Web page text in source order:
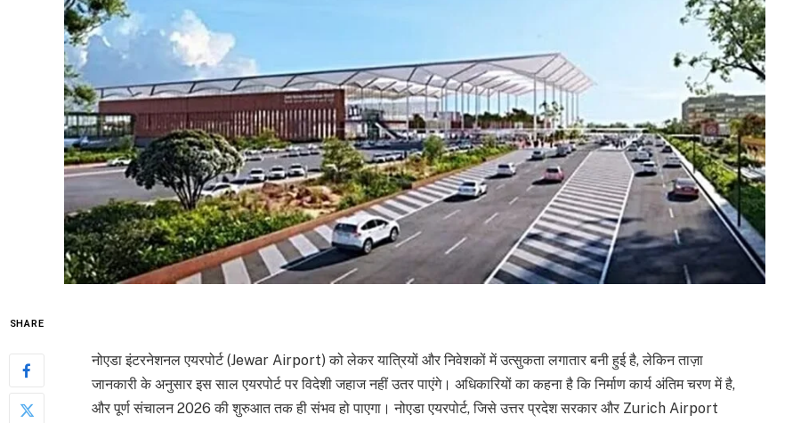
SHARE
नोएडा इंटरनेशनल एयरपोर्ट (Jewar Airport) को लेकर यात्रियों और निवेशकों में उत्सुकता लगातार बनी हुई है, लेकिन ताज़ा
जानकारी के अनुसार इस साल एयरपोर्ट पर विदेशी जहाज नहीं उतर पाएंगे। अधिकारियों का कहना है कि निर्माण कार्य अंतिम चरण में है,
और पूर्ण संचालन 2026 की शुरुआत तक ही संभव हो पाएगा। नोएडा एयरपोर्ट, जिसे उत्तर प्रदेश सरकार और Zurich Airport